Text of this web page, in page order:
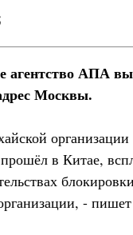
агентство АПА
Москвы.
организации
в Китае,
- пишет